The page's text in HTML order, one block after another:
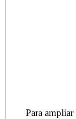
Para